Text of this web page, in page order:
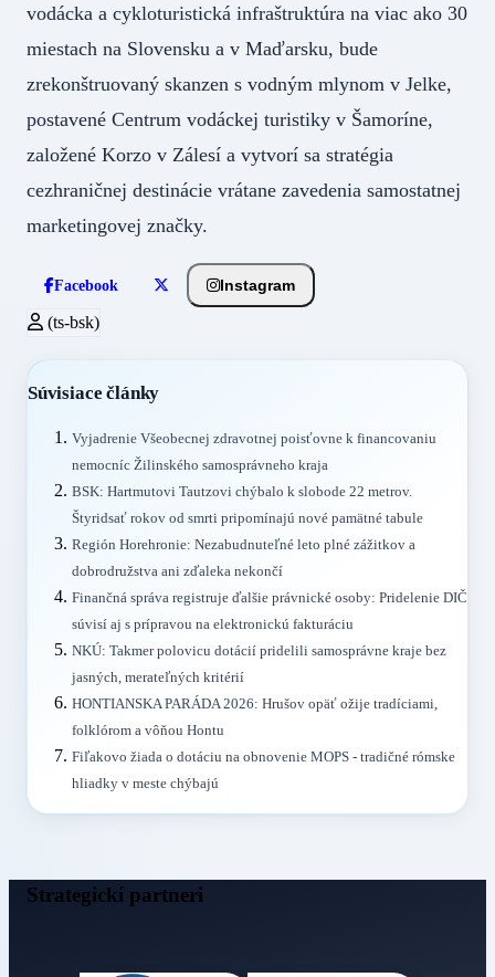
vodácka a cykloturistická infraštruktúra na viac ako 30
miestach na Slovensku a v Maďarsku, bude
zrekonštruovaný skanzen s vodným mlynom v Jelke,
postavené Centrum vodáckej turistiky v Šamoríne,
založené Korzo v Zálesí a vytvorí sa stratégia
cezhraničnej destinácie vrátane zavedenia samostatnej
marketingovej značky.
Facebook Instagram
(ts-bsk)
Súvisiace články
Vyjadrenie Všeobecnej zdravotnej poisťovne k financovaniu
nemocníc Žilinského samosprávneho kraja
BSK: Hartmutovi Tautzovi chýbalo k slobode 22 metrov.
Štyridsať rokov od smrti pripomínajú nové pamätné tabule
Región Horehronie: Nezabudnuteľné leto plné zážitkov a
dobrodružstva ani zďaleka nekončí
Finančná správa registruje ďalšie právnické osoby: Pridelenie DIČ
súvisí aj s prípravou na elektronickú fakturáciu
NKÚ: Takmer polovicu dotácií pridelili samosprávne kraje bez
jasných, merateľných kritérií
HONTIANSKA PARÁDA 2026: Hrušov opäť ožije tradíciami,
folklórom a vôňou Hontu
Fiľakovo žiada o dotáciu na obnovenie MOPS - tradičné rómske
hliadky v meste chýbajú
Strategickí partneri